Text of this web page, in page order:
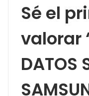
Sé el
valorar
DATOS